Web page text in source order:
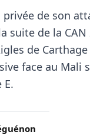
privée de son
suite de la
de
face au Mali
E.